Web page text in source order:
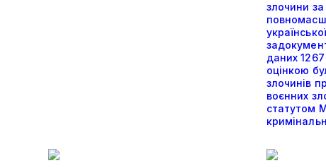
злочини
даних
оцінкою
злочинів
воєнних
статутом